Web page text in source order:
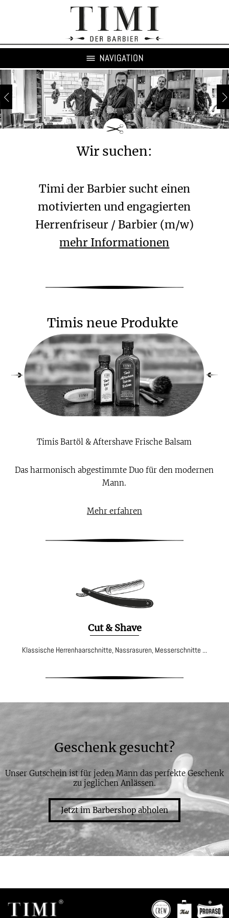
Wir suchen:
Timi der Barbier sucht einen
motivierten und engagierten
Herrenfriseur / Barbier (m/w)
mehr Informationen
Timis neue Produkte
Timis Bartöl & Aftershave Frische Balsam
Das harmonisch abgestimmte Duo für den modernen
Mann.
Mehr erfahren
Cut & Shave
Klassische Herrenhaarschnitte, Nassrasuren, Messerschnitte ...
Geschenk gesucht?
Unser Gutschein ist für jeden Mann das perfekte Geschenk
zu jeglichen Anlässen.
Jetzt im Barbershop abholen